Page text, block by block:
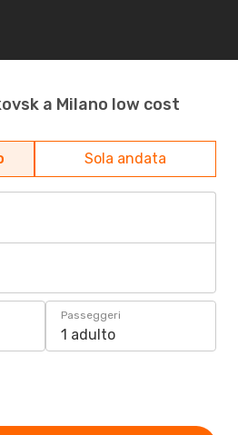
a Milano low cost
Sola andata
Passeggeri
1 adulto